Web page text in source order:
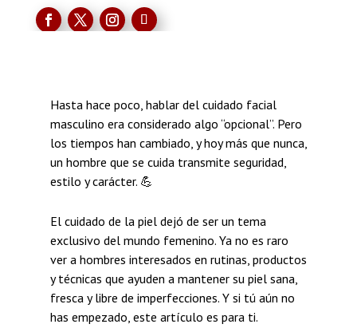
Hasta hace poco, hablar del cuidado facial
masculino era considerado algo “opcional”. Pero
los tiempos han cambiado, y hoy más que nunca,
un hombre que se cuida transmite seguridad,
estilo y carácter. 💪
El cuidado de la piel dejó de ser un tema
exclusivo del mundo femenino. Ya no es raro
ver a hombres interesados en rutinas, productos
y técnicas que ayuden a mantener su piel sana,
fresca y libre de imperfecciones. Y si tú aún no
has empezado, este artículo es para ti.